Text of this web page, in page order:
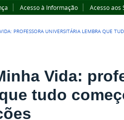
Acesso à Informação Acesso aos
PROFESSORA UNIVERSITÁRIA LEMBRA QUE
Vida:
tudo